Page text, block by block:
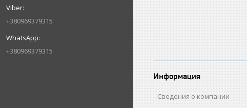
+380969379315
+380969379315
Информация
Сведения о компании